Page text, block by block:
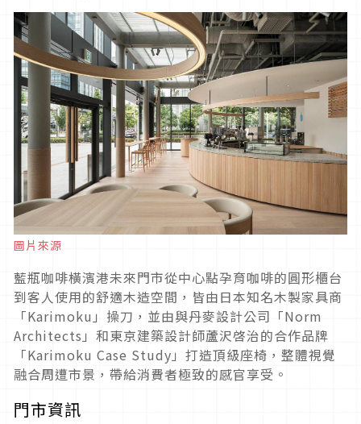
圖片來源
藍瓶咖啡橫濱港未來門市從中心點孕育咖啡的圓形櫃台
到客人使用的舒適木造空間，皆由日本知名木製家具商
「Karimoku」操刀，並由與丹麥設計公司「Norm
Architects」和東京建築設計師蘆沢啓治的合作品牌
「Karimoku Case Study」打造頂級座椅，整體視覺
融合周遭市景，帶給消費者極致的感官享受。
門市資訊